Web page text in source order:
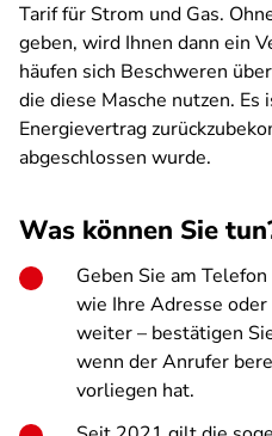
Tarif für Strom und Gas.
geben, wird Ihnen dann ein
häufen sich Beschweren
die diese Masche nutzen.
Energievertrag
abgeschlossen wurde.
Was können Sie
Geben Sie am
wie Ihre Adresse
weiter – bestätigen
wenn der Anrufer
vorliegen hat.